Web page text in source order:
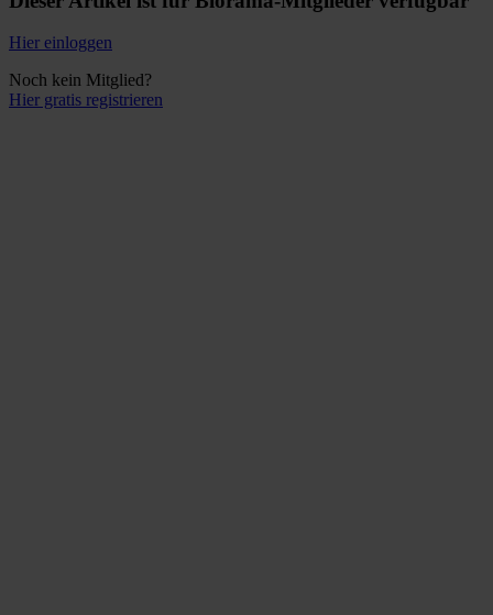
Hier einloggen
Noch kein Mitglied?
Hier gratis registrieren